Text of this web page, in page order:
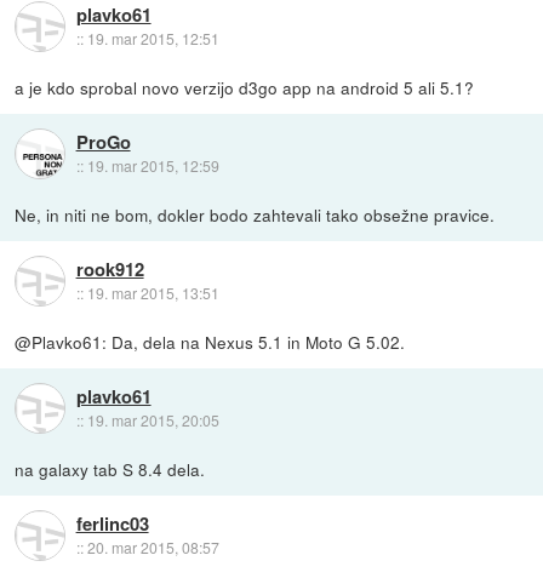
plavko61
:: 19. mar 2015, 12:51
a je kdo sprobal novo verzijo d3go app na android 5 ali 5.1?
ProGo
:: 19. mar 2015, 12:59
Ne, in niti ne bom, dokler bodo zahtevali tako obsežne pravice.
rook912
:: 19. mar 2015, 13:51
@Plavko61: Da, dela na Nexus 5.1 in Moto G 5.02.
plavko61
:: 19. mar 2015, 20:05
na galaxy tab S 8.4 dela.
ferlinc03
::20. mar 2015, 08:57